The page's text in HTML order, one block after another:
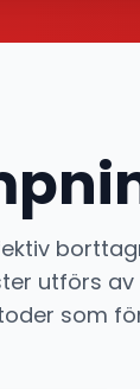
utförs
som